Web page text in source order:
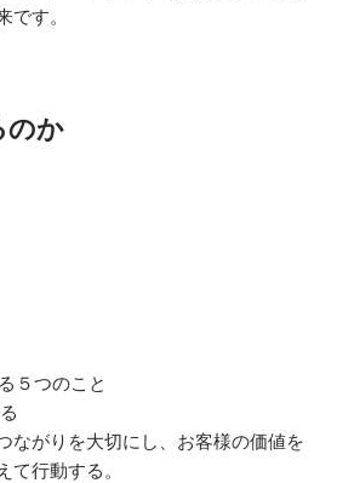
す。
のか
５つのこと
ながりを大切にし、お客様の価値を
行動する。